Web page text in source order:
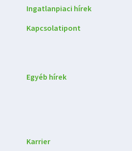
Ingatlanpiaci hírek
Kapcsolatipont
Egyéb hírek
Karrier